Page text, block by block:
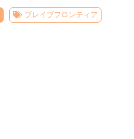
ブレイブフロンティア